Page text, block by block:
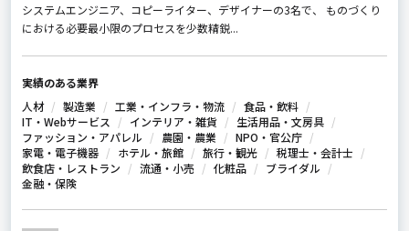
システムエンジニア、コピーライター、デザイナーの3名で、 ものづくり
における必要最小限のプロセスを少数精鋭...
実績のある業界
人材
製造業 工業・インフラ・物流
食品・飲料
IT・Webサービス
インテリア・雑貨
生活用品・文房具
ファッション・アパレル
農園・農業
NPO・官公庁
家電・電子機器
ホテル・旅館 旅行・観光
税理士・会計士
飲食店・レストラン
流通・小売 化粧品
ブライダル
金融・保険